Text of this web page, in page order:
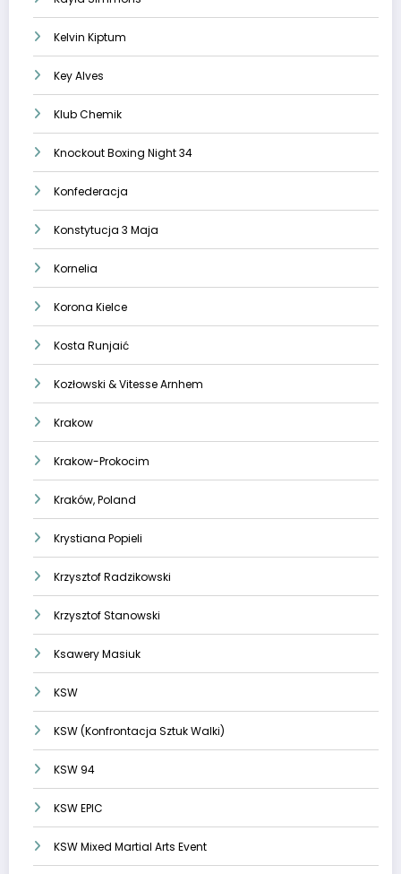
Kelvin Kiptum
Key Alves
Klub Chemik
Knockout Boxing Night 34
Konfederacja
Konstytucja 3 Maja
Kornelia
Korona Kielce
Kosta Runjaić
Kozłowski & Vitesse Arnhem
Krakow
Krakow-Prokocim
Kraków, Poland
Krystiana Popieli
Krzysztof Radzikowski
Krzysztof Stanowski
Ksawery Masiuk
KSW
KSW (Konfrontacja Sztuk Walki)
KSW 94
KSW EPIC
KSW Mixed Martial Arts Event